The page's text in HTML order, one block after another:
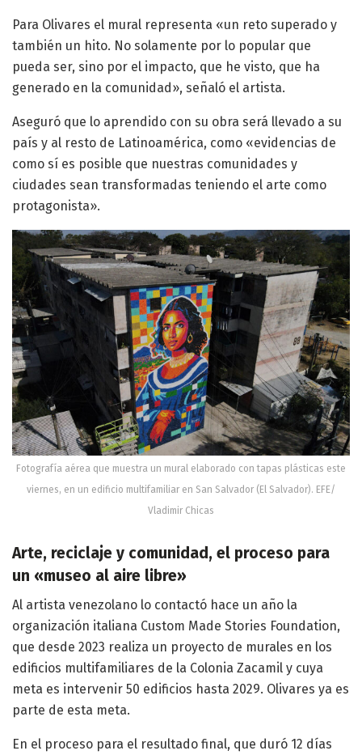
Para Olivares el mural representa «un reto superado y
también un hito. No solamente por lo popular que
pueda ser, sino por el impacto, que he visto, que ha
generado en la comunidad», señaló el artista.
Aseguró que lo aprendido con su obra será llevado a su
país y al resto de Latinoamérica, como «evidencias de
como sí es posible que nuestras comunidades y
ciudades sean transformadas teniendo el arte como
protagonista».
Fotografía aérea que muestra un mural elaborado con tapas plásticas este
viernes, en un edificio multifamiliar en San Salvador (El Salvador). EFE/
Vladimir Chicas
Arte, reciclaje y comunidad, el proceso para
un «museo al aire libre»
Al artista venezolano lo contactó hace un año la
organización italiana Custom Made Stories Foundation,
que desde 2023 realiza un proyecto de murales en los
edificios multifamiliares de la Colonia Zacamil y cuya
meta es intervenir 50 edificios hasta 2029. Olivares ya es
parte de esta meta.
En el proceso para el resultado final, que duró 12 días